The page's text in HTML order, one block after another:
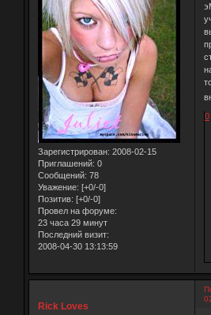
Зарегистрирован: 2008-02-15
Приглашений: 0
Сообщений: 78
Уважение: [+0/-0]
Позитив: [+0/-0]
Провел на форуме:
23 часа 29 минут
Последний визит:
2008-04-30 13:13:59
0
Rick Loves